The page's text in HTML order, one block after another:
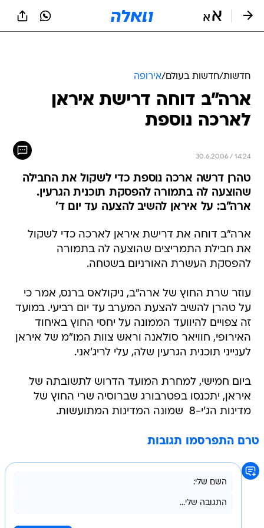
חדשות/חדשות בעולם/אירופה
ארה"ב דוחה דרישת איראן
לארכה נוספת
30.6.2006 / 14:24
טהרן דרשה ארכה נוספת כדי לשקול את החבילה
שהוצעה לה בתמורה להפסקת תוכנית הגרעין.
ארה"ב: על איראן להשיב להצעה עד יום ד'
ארה"ב דוחה את דרישת איראן לארכה כדי לשקול
את חבילת התמריצים שהוצעה לה בתמורה
להפסקת העשרת האורניום בשטחה.
עוזר שרת החוץ של ארה"ב, ניקולאס ברנס, אמר כי
על טהרן להשיב להצעת המערב עד יום רביעי. במועד
זה צפויים להיוועד הממונה על יחסי החוץ באיחוד
האירופי, חוויאר סולאנה וראש צוות המו"מ של איראן
לענייני תוכנית הגרעין שלה, עלי לריג'אני.
ביום חמישי, למחרת המועד הדרוש לתשובתה של
איראן, יתכנסו בפטרבורג שברוסיה שרי החוץ של
מדינות הג'י-8  שמונה המדינות המתועשות.
טרם התפרסמו תגובות